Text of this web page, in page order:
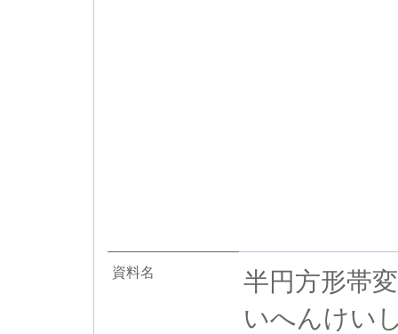
資料名
半円方形帯
いへんけい